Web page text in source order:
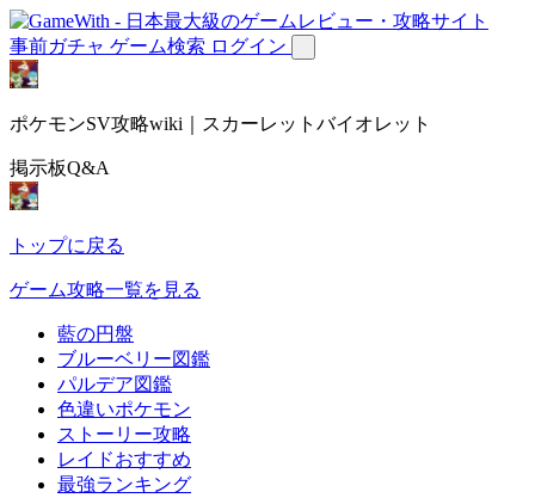
事前ガチャ ゲーム検索 ログイン
ポケモンSV攻略wiki｜スカーレットバイオレット
掲示板Q&A
トップに戻る
ゲーム攻略一覧を見る
藍の円盤
ブルーベリー図鑑
パルデア図鑑
色違いポケモン
ストーリー攻略
レイドおすすめ
最強ランキング